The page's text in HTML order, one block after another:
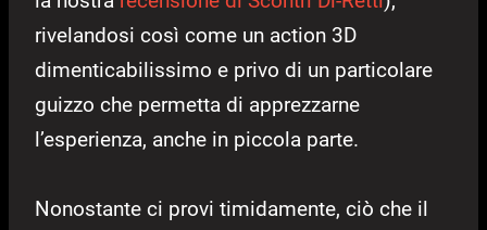
rivelandosi così come un action 3D
dimenticabilissimo e privo di un particolare
guizzo che permetta di apprezzarne
l’esperienza, anche in piccola parte.
Nonostante ci provi timidamente, ciò che il